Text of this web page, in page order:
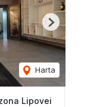
Harta
Next
Lipovei